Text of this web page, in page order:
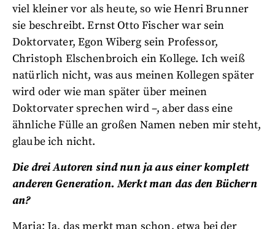
viel kleiner vor als heute, so wie Henri Brunner
sie beschreibt. Ernst Otto Fischer war sein
Doktorvater, Egon Wiberg sein Professor,
Christoph Elschenbroich ein Kollege. Ich weiß
natürlich nicht, was aus meinen Kollegen später
wird oder wie man später über meinen
Doktorvater sprechen wird –, aber dass eine
ähnliche Fülle an großen Namen neben mir steht,
glaube ich nicht.
Die drei Autoren sind nun ja aus einer komplett
anderen Generation. Merkt man das den Büchern
an?